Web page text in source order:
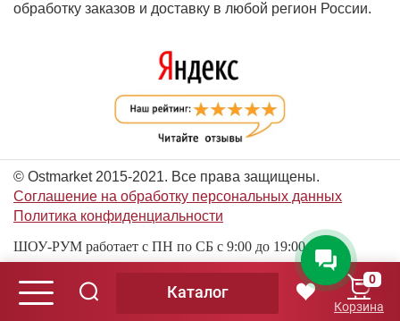
обработку заказов и доставку в любой регион России.
© Ostmarket 2015-2021. Все права защищены.
Соглашение на обработку персональных данных
Политика конфиденциальности
ШОУ-РУМ работает с ПН по СБ с 9:00 до 19:00
© Ostmarket 2015-2026. Все права защищены.
Каталог
0
Корзина